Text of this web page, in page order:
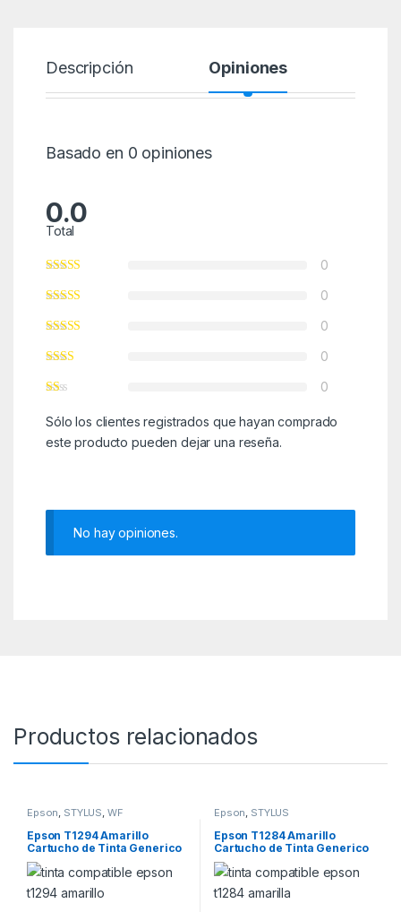
Descripción Opiniones
Basado en 0 opiniones
0.0
Total
0
0
0
0
0
Sólo los clientes registrados que hayan comprado
este producto pueden dejar una reseña.
No hay opiniones.
Productos relacionados
Epson, STYLUS, WF
Epson T1294 Amarillo
Cartucho de Tinta Generico
– Reemplaza C13T12944012
Epson, STYLUS
Epson T1284 Amarillo
Cartucho de Tinta Generico
– Reemplaza C13T12844012